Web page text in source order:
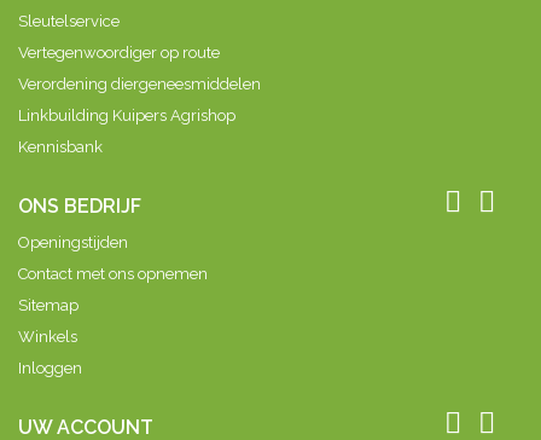
Sleutelservice
Vertegenwoordiger op route
Verordening diergeneesmiddelen
Linkbuilding Kuipers Agrishop
Kennisbank
ONS BEDRIJF  
Openingstijden
Contact met ons opnemen
Sitemap
Winkels
Inloggen
UW ACCOUNT  